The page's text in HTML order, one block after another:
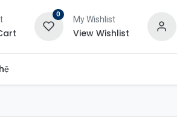
0
My Wishlist
View Wishlist